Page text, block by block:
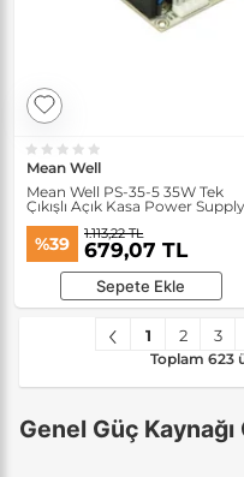
Mean Well
Mean Well PS-35-5 35W Tek
Çıkışlı Açık Kasa Power Supply
%39 1.113,22 TL
679,07 TL
Sepete Ekle
1 2 3
Toplam 623
Genel Güç